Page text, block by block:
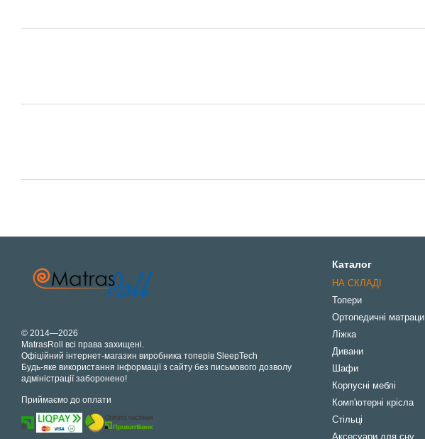
© 2014—2026
MatrasRoll всі права захищені.
Офіційний інтернет-магазин виробника топерів SleepTech
Будь-яке використання інформації з сайту без письмового дозволу
адміністрації заборонено!
Приймаємо до оплати
Каталог
НА СКЛАДІ
Топери
Ортопедичні матраци
Ліжка
Дивани
Шафи
Корпусні меблі
Комп'ютерні крісла
Стільці
Аксесуари для сну